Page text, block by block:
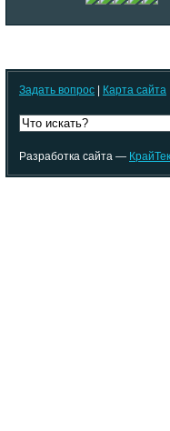
Задать вопрос Карта сайта
Разработка сайта — КрайТек